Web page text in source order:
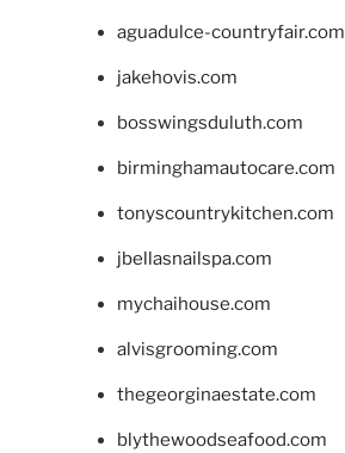
aguadulce-countryfair.com
jakehovis.com
bosswingsduluth.com
birminghamautocare.com
tonyscountrykitchen.com
jbellasnailspa.com
mychaihouse.com
alvisgrooming.com
thegeorginaestate.com
blythewoodseafood.com